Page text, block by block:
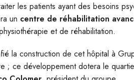
les patients ayant des besoins
un centre de réhabilitation
et de réhabilitation.
la construction de cet hôpital à
; ce développement dotera le